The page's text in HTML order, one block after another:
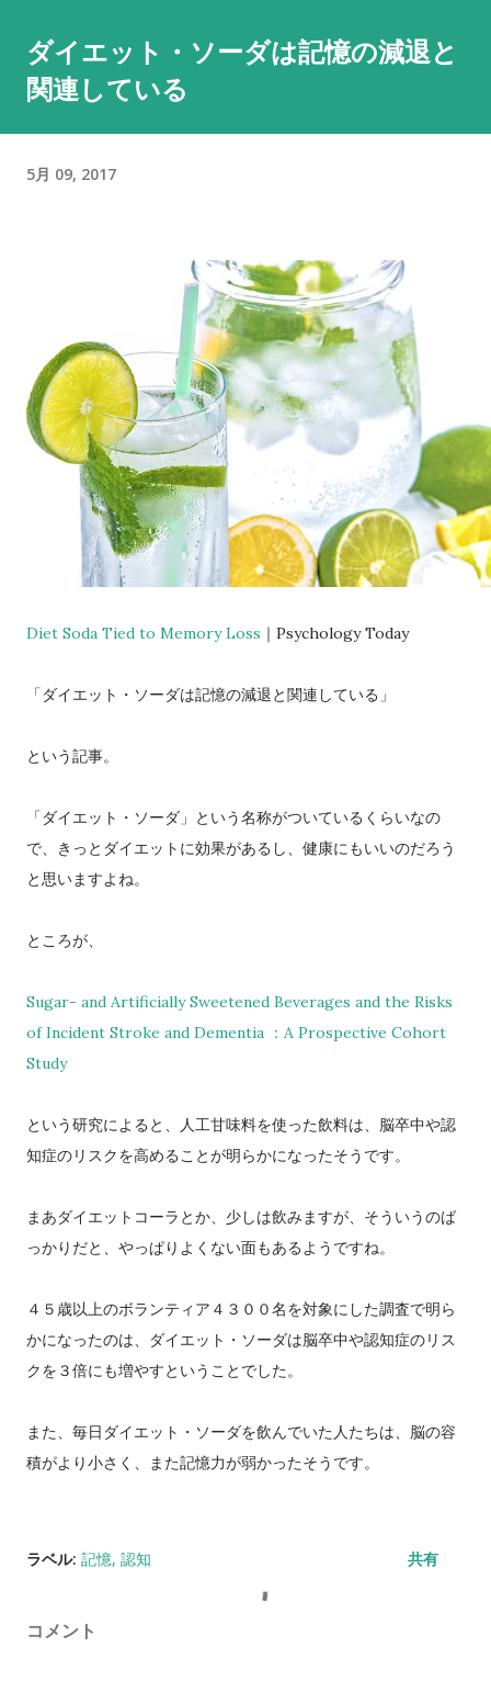
ダイエット・ソーダは記憶の減退と
関連している
5月 09, 2017
Diet Soda Tied to Memory Loss ｜Psychology Today
「ダイエット・ソーダは記憶の減退と関連している」
という記事。
「ダイエット・ソーダ」という名称がついているくらいなの
で、きっとダイエットに効果があるし、健康にもいいのだろう
と思いますよね。
ところが、
Sugar- and Artificially Sweetened Beverages and the Risks
of Incident Stroke and Dementia ：A Prospective Cohort
Study
という研究によると、人工甘味料を使った飲料は、脳卒中や認
知症のリスクを高めることが明らかになったそうです。
まあダイエットコーラとか、少しは飲みますが、そういうのば
っかりだと、やっぱりよくない面もあるようですね。
４５歳以上のボランティア４３００名を対象にした調査で明ら
かになったのは、ダイエット・ソーダは脳卒中や認知症のリス
クを３倍にも増やすということでした。
また、毎日ダイエット・ソーダを飲んでいた人たちは、脳の容
積がより小さく、また記憶力が弱かったそうです。
ラベル: 記憶 認知 共有
コメント